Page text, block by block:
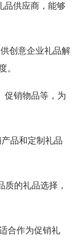
品供应商，能够
创意企业礼品解
。
促销物品等，为
品和定制礼品
的礼品选择，
合作为促销礼